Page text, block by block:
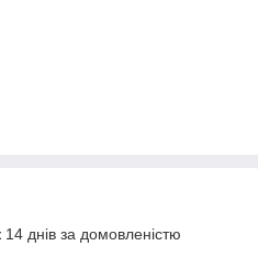
днів за домовленістю